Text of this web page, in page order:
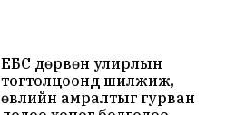
ЕБС дөрвөн улирлын
тогтолцоонд шилжиж,
өвлийн амралтыг гурван